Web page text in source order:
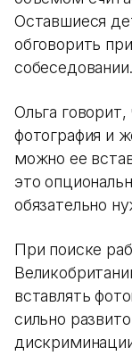
Оставшиеся
обговорить
собеседовании.
Ольга
фотография и
можно ее
это
обязательно
При поиске
вставлять
сильно